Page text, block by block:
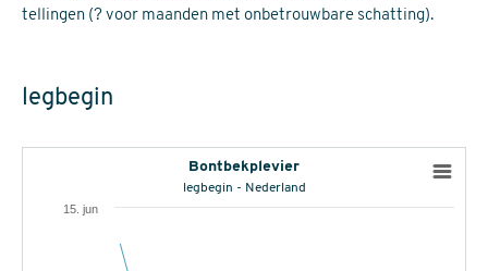
tellingen (? voor maanden met onbetrouwbare schatting).
legbegin
Bontbekplevier
legbegin - Nederland
15. jun